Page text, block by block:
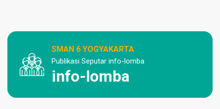
SMAN 6 YOGYAKARTA
Publikasi Seputar info-lomba
info-lomba